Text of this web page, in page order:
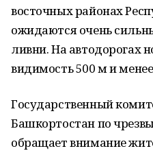
восточных районах
ожидаются очень
ливни. На автодорогах
видимость 500 м и
Государственный
Башкортостан по
обращает внимание